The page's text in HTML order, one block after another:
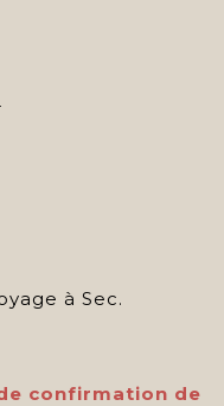
à Sec.
confirmation de